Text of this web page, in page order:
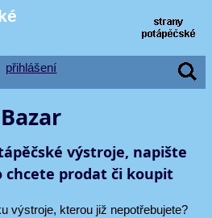
přihlášení
Bazar
výstroje, napište
chcete prodat či koupit
výstroje, kterou již nepotřebujete?